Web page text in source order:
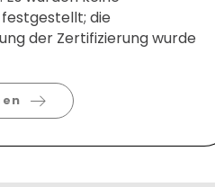
die
der Zertifizierung wurde